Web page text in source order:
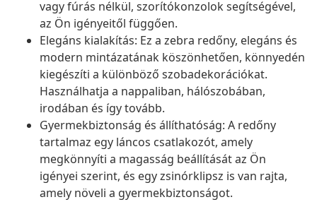
vagy fúrás nélkül, szorítókonzolok segítségével,
az Ön igényeitől függően.
Elegáns kialakítás: Ez a zebra redőny, elegáns és
modern mintázatának köszönhetően, könnyedén
kiegészíti a különböző szobadekorációkat.
Használhatja a nappaliban, hálószobában,
irodában és így tovább.
Gyermekbiztonság és állíthatóság: A redőny
tartalmaz egy láncos csatlakozót, amely
megkönnyíti a magasság beállítását az Ön
igényei szerint, és egy zsinórklipsz is van rajta,
amely növeli a gyermekbiztonságot.